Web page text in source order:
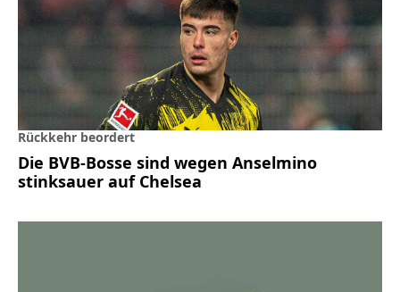
Rückkehr beordert
Die BVB-Bosse sind wegen Anselmino
stinksauer auf Chelsea